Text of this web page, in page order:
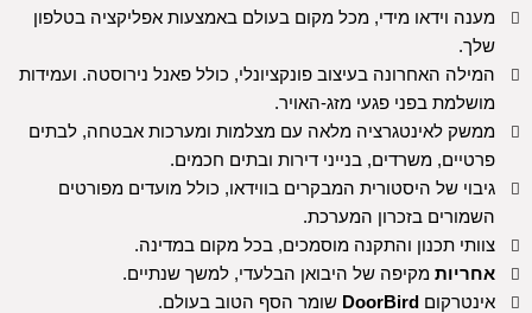
מענה וידאו מידי, מכל מקום בעולם באמצעות אפליקציה בטלפון
שלך.
המילה האחרונה בעיצוב פונקציונלי, כולל פאנל נירוסטה. ועמידות
מושלמת בפני פגעי מזג-האויר.
ממשק לאינטגרציה מלאה עם מצלמות ומערכות אבטחה, לבתים
פרטיים, משרדים, בנייני דירות ובתים חכמים.
גיבוי של היסטורית המבקרים בווידאו, כולל מועדים מפורטים
השמורים בזכרון המערכת.
צוותי תכנון והתקנה מוסמכים, בכל מקום במדינה.
אחריות מקיפה של היבואן הבלעדי, למשך שנתיים.
אינטרקוםDoorBird שומר הסף הטוב בעולם.